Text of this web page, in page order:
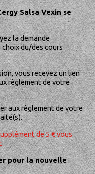
Salsa Vexin se
la demande
choix du/des cours
vous recevez un lien
règlement de votre
aux règlement de votre
de 5 € vous
pour la nouvelle